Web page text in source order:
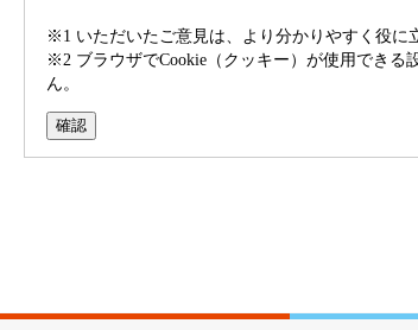
※1 いただいたご意見は、より分かりやすく役に
※2 ブラウザでCookie（クッキー）が使用できる
ん。